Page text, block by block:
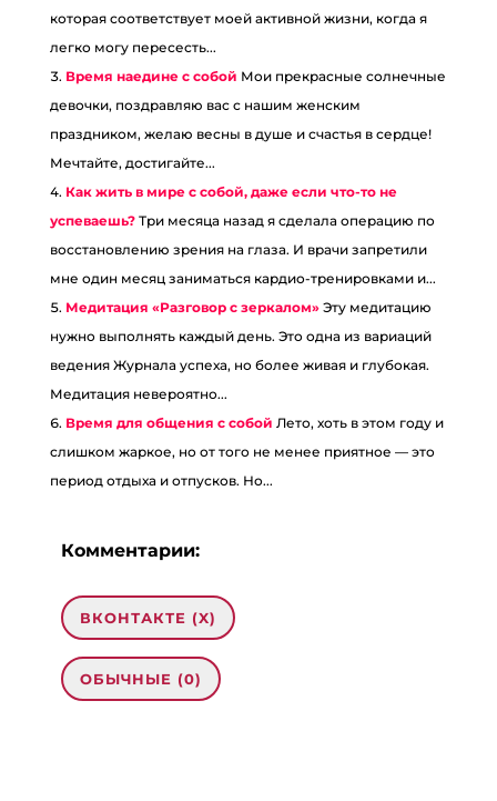
которая соответствует моей активной жизни, когда я
легко могу пересесть...
Время наедине с собой Мои прекрасные солнечные
девочки, поздравляю вас с нашим женским
праздником, желаю весны в душе и счастья в сердце!
Мечтайте, достигайте...
Как жить в мире с собой, даже если что-то не
успеваешь? Три месяца назад я сделала операцию по
восстановлению зрения на глаза. И врачи запретили
мне один месяц заниматься кардио-тренировками и...
Медитация «Разговор с зеркалом» Эту медитацию
нужно выполнять каждый день. Это одна из вариаций
ведения Журнала успеха, но более живая и глубокая.
Медитация невероятно...
Время для общения с собой Лето, хоть в этом году и
слишком жаркое, но от того не менее приятное — это
период отдыха и отпусков. Но...
Комментарии:
ВКОНТАКТЕ (X)
ОБЫЧНЫЕ (0)